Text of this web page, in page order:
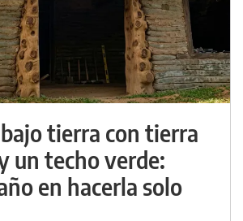
tierra con tierra
un techo verde:
en hacerla solo